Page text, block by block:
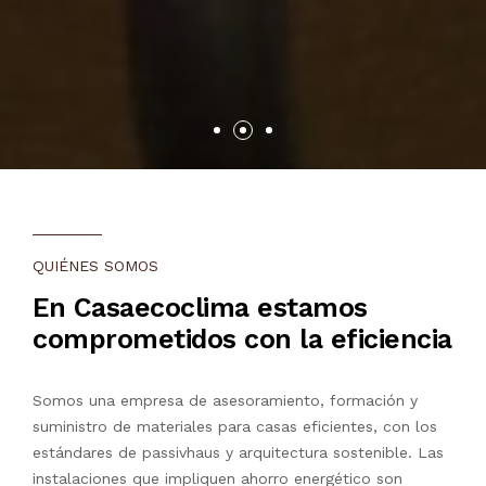
QUIÉNES SOMOS
En Casaecoclima estamos
comprometidos con la eficiencia
Somos una empresa de asesoramiento, formación y
suministro de materiales para casas eficientes, con los
estándares de passivhaus y arquitectura sostenible. Las
instalaciones que impliquen ahorro energético son